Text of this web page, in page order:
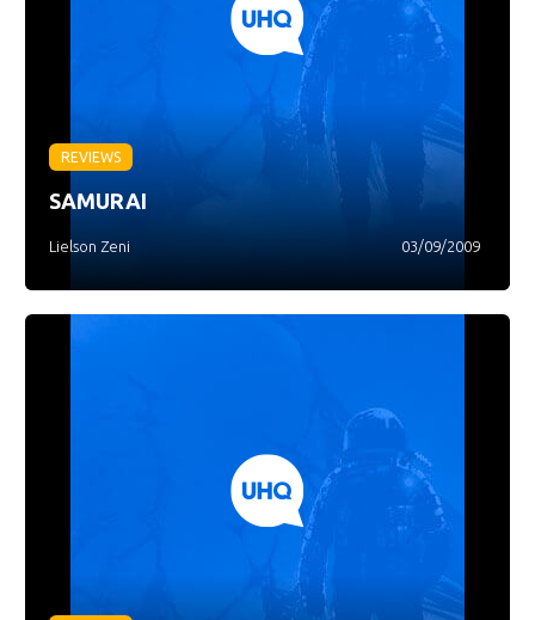
REVIEWS
SAMURAI
Lielson Zeni 03/09/2009